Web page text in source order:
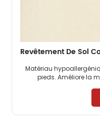
Matériau
pieds. Améliore la